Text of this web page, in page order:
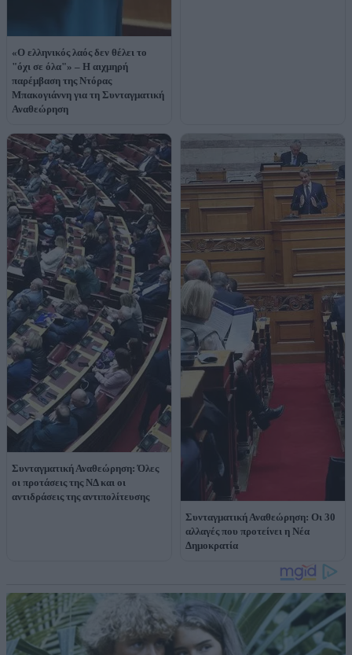
«Ο ελληνικός λαός δεν θέλει το
"όχι σε όλα"» – Η αιχμηρή
παρέμβαση της Ντόρας
Μπακογιάννη για τη Συνταγματική
Αναθεώρηση
Συνταγματική Αναθεώρηση: Όλες
οι προτάσεις της ΝΔ και οι
αντιδράσεις της αντιπολίτευσης
Συνταγματική Αναθεώρηση: Οι 30
αλλαγές που προτείνει η Νέα
Δημοκρατία